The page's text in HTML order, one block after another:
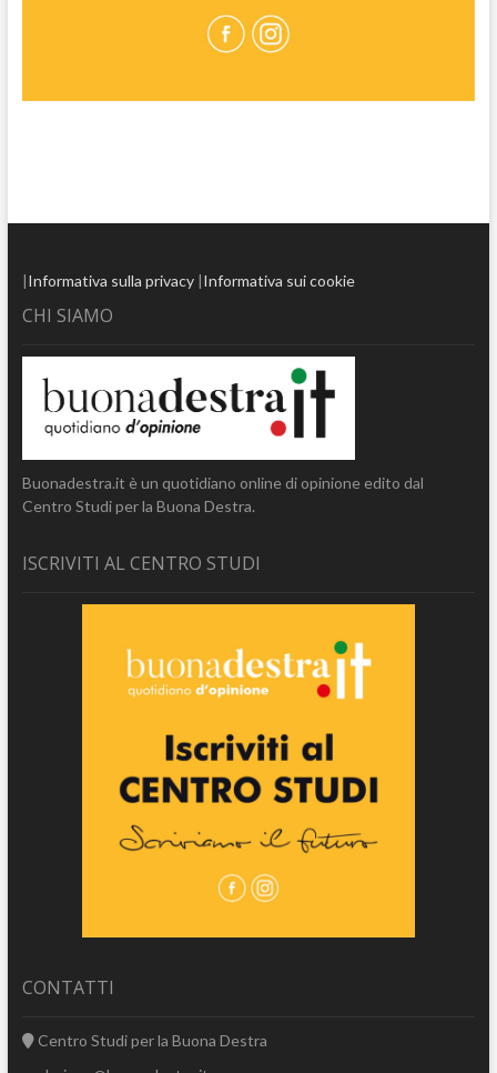
|Informativa sulla privacy|Informativa sui cookie
CHI SIAMO
Buonadestra.it è un quotidiano online di opinione edito dal
Centro Studi per la Buona Destra.
ISCRIVITI AL CENTRO STUDI
CONTATTI
Centro Studi per la Buona Destra